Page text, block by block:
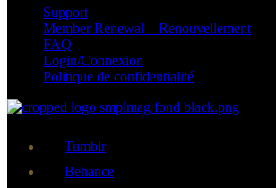
Support
Member Renewal – Renouvellement
FAQ
Login/Connexion
Politique de confidentialité
Tumblr
Behance